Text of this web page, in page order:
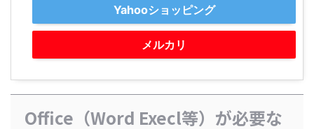
Yahooショッピング
メルカリ
Office（Word Execl等）が必要な